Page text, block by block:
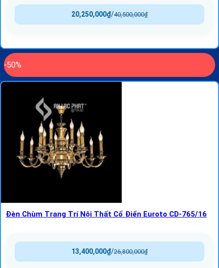
40,500,000₫
/
20,250,000₫
-50%
Đèn Chùm Trang Trí Nội Thất Cổ Điển Euroto CD-765/16
26,800,000₫
/
13,400,000₫